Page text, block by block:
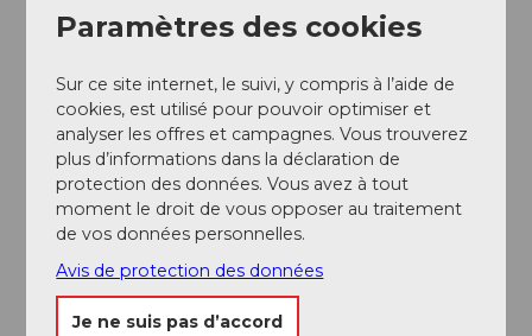
041 818 08 80
Auteur(e)
Stoos-Muotatal Tourismus
Organisation
Stoos-Muotatal Tourismus
Conseil de l'auteur
Le Hôtel de montagne Husky Lodge offre des
Paramètres des cookies
Sur ce site internet, le suivi, y compris à l’aide de
cookies, est utilisé pour pouvoir optimiser et
analyser les offres et campagnes. Vous trouverez
plus d’informations dans la déclaration de
protection des données. Vous avez à tout
moment le droit de vous opposer au traitement
de vos données personnelles.
Avis de protection des données
Je ne suis pas d’accord